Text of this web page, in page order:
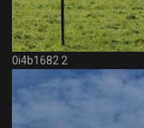
0i4b1682 2